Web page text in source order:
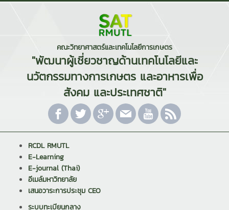
คณะวิทยาศาสตร์และเทคโนโลยีการเกษตร
"พัฒนาผู้เชี่ยวชาญด้านเทคโนโลยีและ
นวัตกรรมทางการเกษตร และอาหารเพื่อ
สังคม และประเทศชาติ"
RCDL RMUTL
E-Learning
E-journal (Thai)
อีเมล์มหาวิทยาลัย
เสนอวาระการประชุม CEO
ระบบทะเบียนกลาง